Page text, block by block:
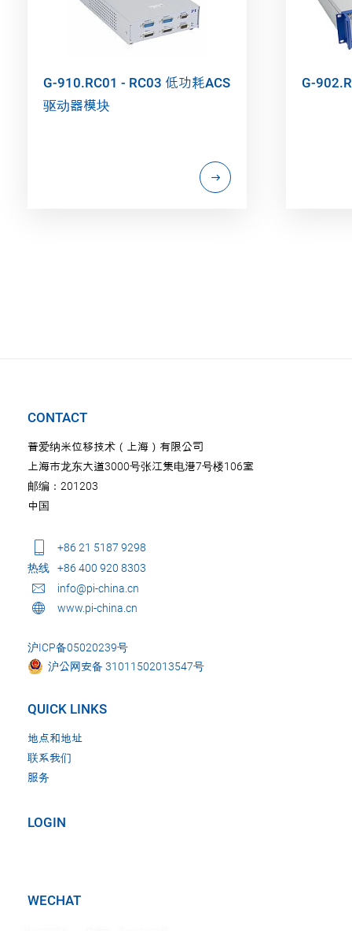
G-910.RC01 - RC03 低功耗ACS
驱动器模块
G-
CONTACT
普爱纳米位移技术（上海）有限公司
上海市龙东大道3000号张江集电港7号楼106室
邮编：201203
中国
+86 21 5187 9298
热线
+86 400 920 8303
info@pi-china.cn
www.pi-china.cn
沪ICP备05020239号
沪公网安备 31011502013547号
QUICK LINKS
地点和地址
联系我们
服务
LOGIN
WECHAT